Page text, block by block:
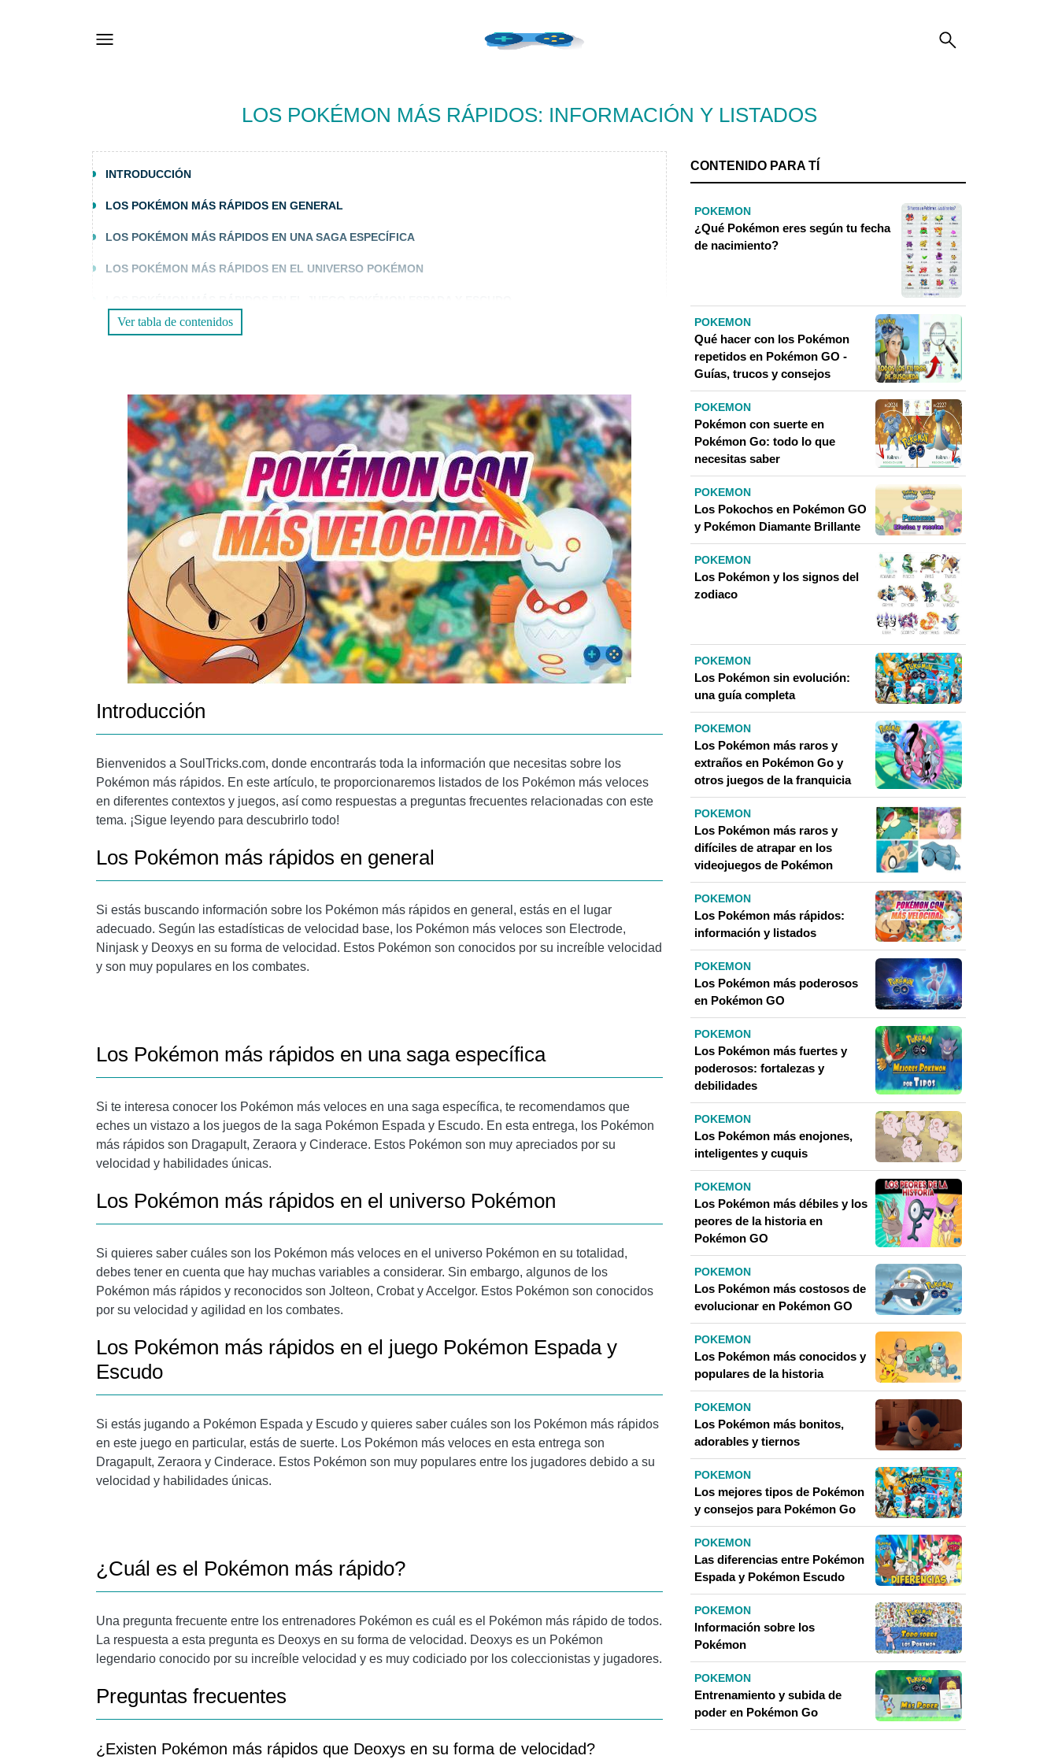
LOS POKÉMON MÁS RÁPIDOS: INFORMACIÓN Y LISTADOS
INTRODUCCIÓN
LOS POKÉMON MÁS RÁPIDOS EN GENERAL
LOS POKÉMON MÁS RÁPIDOS EN UNA SAGA ESPECÍFICA
LOS POKÉMON MÁS RÁPIDOS EN EL UNIVERSO POKÉMON
¿CUÁL ES EL POKÉMON MÁS RÁPIDO?
¿EXISTEN POKÉMON MÁS RÁPIDOS QUE DEOXYS EN SU FORMA DE VELOCIDAD?
¿CUÁL ES LA MEJOR ESTRATEGIA PARA APROVECHAR LA VELOCIDAD DE LOS POKÉMON EN LOS
COMBATES?
CONCLUSIÓN
Ver tabla de contenidos
Introducción
Bienvenidos a SoulTricks.com, donde encontrarás toda la información que necesitas sobre los
Pokémon más rápidos. En este artículo, te proporcionaremos listados de los Pokémon más veloces
en diferentes contextos y juegos, así como respuestas a preguntas frecuentes relacionadas con este
tema. ¡Sigue leyendo para descubrirlo todo!
Los Pokémon más rápidos en general
Si estás buscando información sobre los Pokémon más rápidos en general, estás en el lugar
adecuado. Según las estadísticas de velocidad base, los Pokémon más veloces son Electrode,
Ninjask y Deoxys en su forma de velocidad. Estos Pokémon son conocidos por su increíble velocidad
y son muy populares en los combates.
Los Pokémon más rápidos en una saga específica
Si te interesa conocer los Pokémon más veloces en una saga específica, te recomendamos que
eches un vistazo a los juegos de la saga Pokémon Espada y Escudo. En esta entrega, los Pokémon
más rápidos son Dragapult, Zeraora y Cinderace. Estos Pokémon son muy apreciados por su
velocidad y habilidades únicas.
Los Pokémon más rápidos en el universo Pokémon
Si quieres saber cuáles son los Pokémon más veloces en el universo Pokémon en su totalidad,
debes tener en cuenta que hay muchas variables a considerar. Sin embargo, algunos de los
Pokémon más rápidos y reconocidos son Jolteon, Crobat y Accelgor. Estos Pokémon son conocidos
por su velocidad y agilidad en los combates.
Los Pokémon más rápidos en el juego Pokémon Espada y
Escudo
Si estás jugando a Pokémon Espada y Escudo y quieres saber cuáles son los Pokémon más rápidos
en este juego en particular, estás de suerte. Los Pokémon más veloces en esta entrega son
Dragapult, Zeraora y Cinderace. Estos Pokémon son muy populares entre los jugadores debido a su
velocidad y habilidades únicas.
¿Cuál es el Pokémon más rápido?
Una pregunta frecuente entre los entrenadores Pokémon es cuál es el Pokémon más rápido de todos.
La respuesta a esta pregunta es Deoxys en su forma de velocidad. Deoxys es un Pokémon
legendario conocido por su increíble velocidad y es muy codiciado por los coleccionistas y jugadores.
Preguntas frecuentes
¿Existen Pokémon más rápidos que Deoxys en su forma de velocidad?
CONTENIDO PARA TÍ
POKEMON
¿Qué Pokémon eres según tu fecha
de nacimiento?
POKEMON
Qué hacer con los Pokémon
repetidos en Pokémon GO -
Guías, trucos y consejos
POKEMON
Pokémon con suerte en
Pokémon Go: todo lo que
necesitas saber
POKEMON
Los Pokochos en Pokémon GO
y Pokémon Diamante Brillante
POKEMON
Los Pokémon y los signos del
zodiaco
POKEMON
Los Pokémon sin evolución:
una guía completa
POKEMON
Los Pokémon más raros y
extraños en Pokémon Go y
otros juegos de la franquicia
POKEMON
Los Pokémon más raros y
difíciles de atrapar en los
videojuegos de Pokémon
POKEMON
Los Pokémon más rápidos:
información y listados
POKEMON
Los Pokémon más poderosos
en Pokémon GO
POKEMON
Los Pokémon más fuertes y
poderosos: fortalezas y
debilidades
POKEMON
Los Pokémon más enojones,
inteligentes y cuquis
POKEMON
Los Pokémon más débiles y los
peores de la historia en
Pokémon GO
POKEMON
Los Pokémon más costosos de
evolucionar en Pokémon GO
POKEMON
Los Pokémon más conocidos y
populares de la historia
POKEMON
Los Pokémon más bonitos,
adorables y tiernos
POKEMON
Los mejores tipos de Pokémon
y consejos para Pokémon Go
POKEMON
Las diferencias entre Pokémon
Espada y Pokémon Escudo
POKEMON
Información sobre los
Pokémon
POKEMON
Entrenamiento y subida de
poder en Pokémon Go